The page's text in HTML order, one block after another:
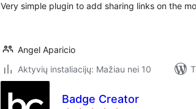
Very simple plugin to add sharing links on the
Angel Aparicio
Aktyvių instaliacijų: Mažiau nei 10
Badge Creator